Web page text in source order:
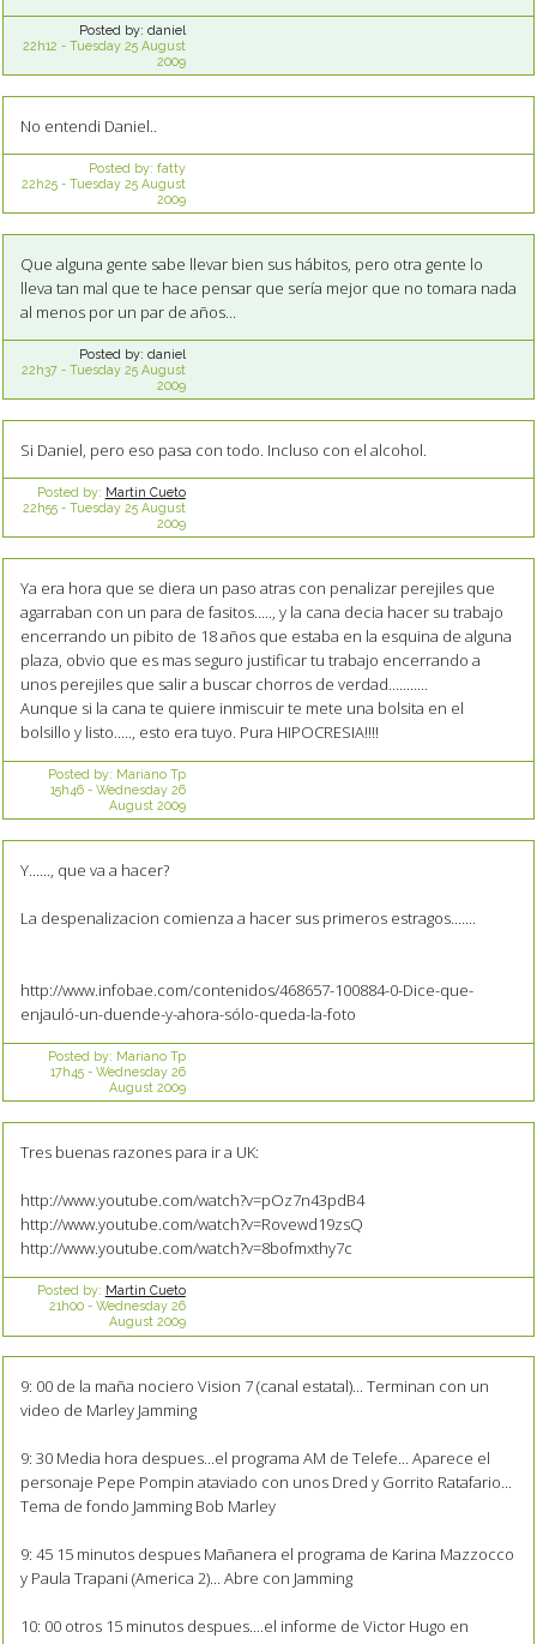
Posted by: daniel
22h12 - Tuesday 25 August
2009
No entendi Daniel..
Posted by: fatty
22h25- Tuesday 25 August
2009
Que alguna gente sabe llevar bien sus hábitos, pero otra gente lo
lleva tan mal que te hace pensar que sería mejor que no tomara nada
al menos por un par de años...
Posted by: daniel
22h37- Tuesday 25 August
2009
Si Daniel, pero eso pasa con todo. Incluso con el alcohol.
Posted by: Martin Cueto
22h55- Tuesday 25 August
2009
Ya era hora que se diera un paso atras con penalizar perejiles que
agarraban con un para de fasitos....., y la cana decia hacer su trabajo
encerrando un pibito de 18 años que estaba en la esquina de alguna
plaza, obvio que es mas seguro justificar tu trabajo encerrando a
unos perejiles que salir a buscar chorros de verdad...........
Aunque si la cana te quiere inmiscuir te mete una bolsita en el
bolsillo y listo....., esto era tuyo. Pura HIPOCRESIA!!!!
Posted by: Mariano Tp
15h46- Wednesday 26
August 2009
Y......, que va a hacer?
La despenalizacion comienza a hacer sus primeros estragos.......
http://www.infobae.com/contenidos/468657-100884-0-Dice-que-
enjauló-un-duende-y-ahora-sólo-queda-la-foto
Posted by: Mariano Tp
17h45- Wednesday 26
August 2009
Tres buenas razones para ir a UK:
http://www.youtube.com/watch?v=pOz7n43pdB4
http://www.youtube.com/watch?v=Rovewd19zsQ
http://www.youtube.com/watch?v=8bofmxthy7c
Posted by: Martin Cueto
21h00- Wednesday 26
August 2009
9: 00 de la maña nociero Vision 7 (canal estatal)... Terminan con un
video de Marley Jamming
9: 30 Media hora despues...el programa AM de Telefe... Aparece el
personaje Pepe Pompin ataviado con unos Dred y Gorrito Ratafario...
Tema de fondo Jamming Bob Marley
9: 45 15 minutos despues Mañanera el programa de Karina Mazzocco
y Paula Trapani (America 2)... Abre con Jamming
10: 00 otros 15 minutos despues....el informe de Victor Hugo en